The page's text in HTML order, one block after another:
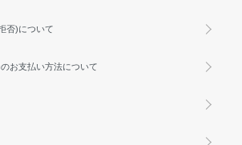
否)について
お支払い方法について